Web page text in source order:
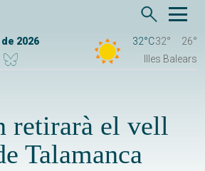
2026 32°C32°
26°
Illes Balears
retirarà el vell
Talamanca